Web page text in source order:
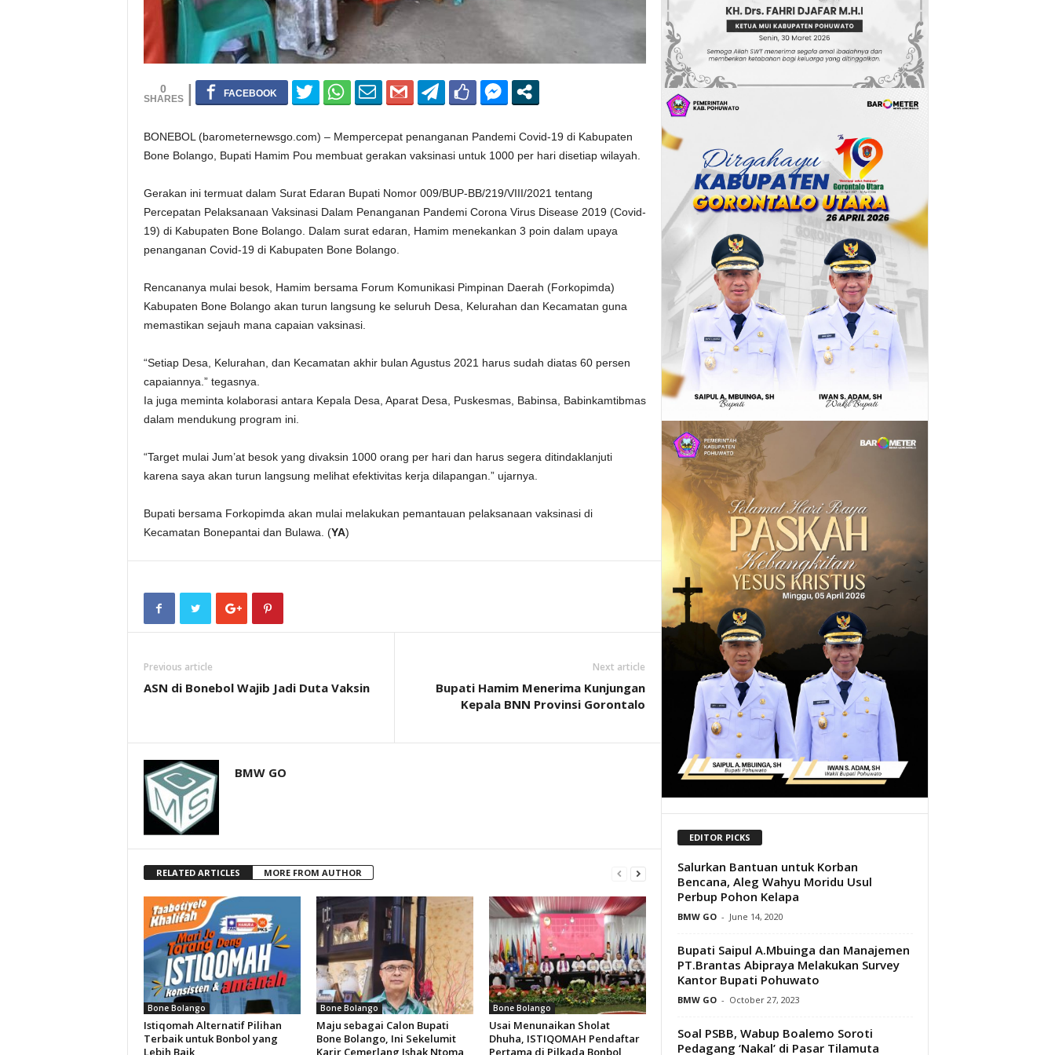
0
BONEBOL (barometernewsgo.com) – Mempercepat penanganan Pandemi Covid-19 di Kabupaten
Bone Bolango, Bupati Hamim Pou membuat gerakan vaksinasi untuk 1000 per hari disetiap wilayah.
Gerakan ini termuat dalam Surat Edaran Bupati Nomor 009/BUP-BB/219/VIII/2021 tentang
Percepatan Pelaksanaan Vaksinasi Dalam Penanganan Pandemi Corona Virus Disease 2019 (Covid-
19) di Kabupaten Bone Bolango. Dalam surat edaran, Hamim menekankan 3 poin dalam upaya
penanganan Covid-19 di Kabupaten Bone Bolango.
Rencananya mulai besok, Hamim bersama Forum Komunikasi Pimpinan Daerah (Forkopimda)
Kabupaten Bone Bolango akan turun langsung ke seluruh Desa, Kelurahan dan Kecamatan guna
memastikan sejauh mana capaian vaksinasi.
“Setiap Desa, Kelurahan, dan Kecamatan akhir bulan Agustus 2021 harus sudah diatas 60 persen
capaiannya.” tegasnya.
Ia juga meminta kolaborasi antara Kepala Desa, Aparat Desa, Puskesmas, Babinsa, Babinkamtibmas
dalam mendukung program ini.
“Target mulai Jum’at besok yang divaksin 1000 orang per hari dan harus segera ditindaklanjuti
karena saya akan turun langsung melihat efektivitas kerja dilapangan.” ujarnya.
Bupati bersama Forkopimda akan mulai melakukan pemantauan pelaksanaan vaksinasi di
Kecamatan Bonepantai dan Bulawa. (YA)
Previous article
ASN di Bonebol Wajib Jadi Duta Vaksin
Next article
Bupati Hamim Menerima Kunjungan
Kepala BNN Provinsi Gorontalo
BMW GO
RELATED ARTICLES MORE FROM AUTHOR
Bone Bolango
Istiqomah Alternatif Pilihan
Terbaik untuk Bonbol yang
Lebih Baik
Bone Bolango
Maju sebagai Calon Bupati
Bone Bolango, Ini Sekelumit
Karir Cemerlang Ishak Ntoma
Bone Bolango
Usai Menunaikan Sholat
Dhuha, ISTIQOMAH Pendaftar
Pertama di Pilkada Bonbol
EDITOR PICKS
Salurkan Bantuan untuk Korban
Bencana, Aleg Wahyu Moridu Usul
Perbup Pohon Kelapa
BMW GO - June 14, 2020
Bupati Saipul A.Mbuinga dan Manajemen
PT.Brantas Abipraya Melakukan Survey
Kantor Bupati Pohuwato
BMW GO - October 27, 2023
Soal PSBB, Wabup Boalemo Soroti
Pedagang ‘Nakal’ di Pasar Tilamuta